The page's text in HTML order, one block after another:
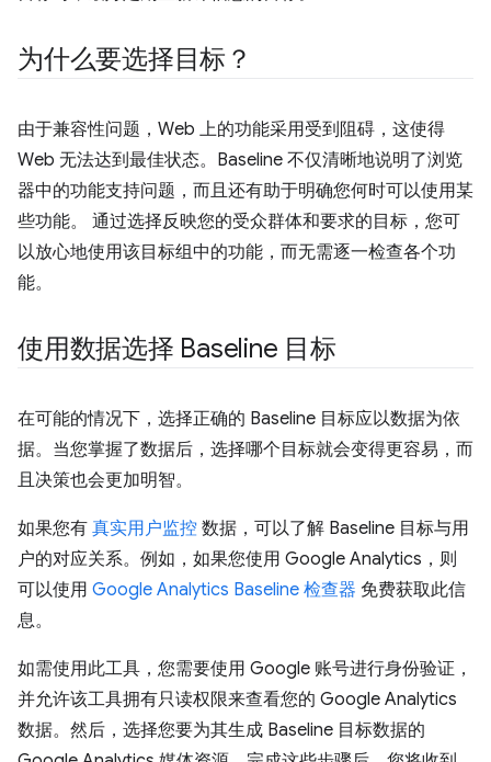
为什么要选择目标？
由于兼容性问题，Web 上的功能采用受到阻碍，这使得
Web 无法达到最佳状态。Baseline 不仅清晰地说明了浏览
器中的功能支持问题，而且还有助于明确您何时可以使用某
些功能。 通过选择反映您的受众群体和要求的目标，您可
以放心地使用该目标组中的功能，而无需逐一检查各个功
能。
使用数据选择 Baseline 目标
在可能的情况下，选择正确的 Baseline 目标应以数据为依
据。当您掌握了数据后，选择哪个目标就会变得更容易，而
且决策也会更加明智。
如果您有 真实用户监控 数据，可以了解 Baseline 目标与用
户的对应关系。例如，如果您使用 Google Analytics，则
可以使用 Google Analytics Baseline 检查器 免费获取此信
息。
如需使用此工具，您需要使用 Google 账号进行身份验证，
并允许该工具拥有只读权限来查看您的 Google Analytics
数据。然后，选择您要为其生成 Baseline 目标数据的